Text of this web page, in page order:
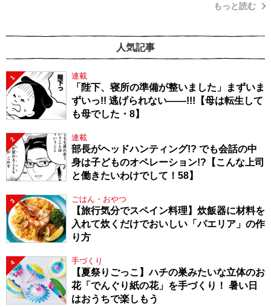
もっと読む
人気記事
1 連載
「陛下、寝所の準備が整いました」まずいま
ずいっ!! 逃げられない――!!!【母は転生して
も母でした・8】
2 連載
部長がヘッドハンティング!? でも会話の中
身は子どものオペレーション!?【こんな上司
と働きたいわけでして！58】
3 ごはん・おやつ
【旅行気分でスペイン料理】炊飯器に材料を
入れて炊くだけでおいしい「パエリア」の作
り方
4 手づくり
【夏祭りごっこ】ハチの巣みたいな立体のお
花「でんぐり紙の花」を手づくり！ 暑い日
はおうちで楽しもう